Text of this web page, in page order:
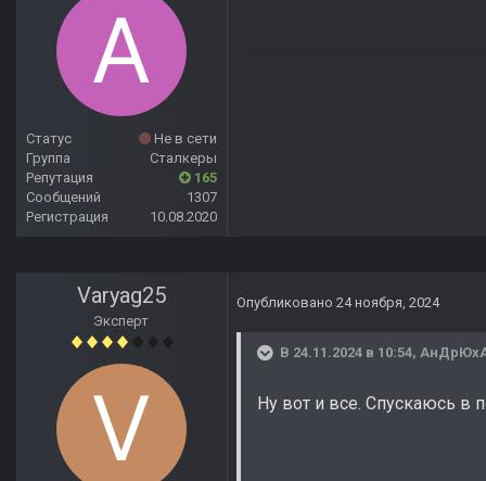
Статус
Не в сети
Группа
Сталкеры
Репутация
165
Сообщений
1307
Регистрация
10.08.2020
Varyag25
Эксперт
Опубликовано 24 ноября, 2024
В 24.11.2024 в 10:54,
Ну вот и все. Спускаюсь в